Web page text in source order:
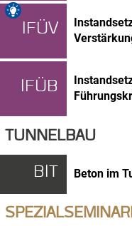
IFÜV
IFÜB
TUNNELBAU
BIT Beton im